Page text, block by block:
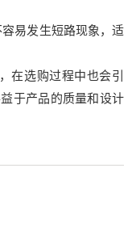
易发生短路现象，适
选购过程中也会引
于产品的质量和设计